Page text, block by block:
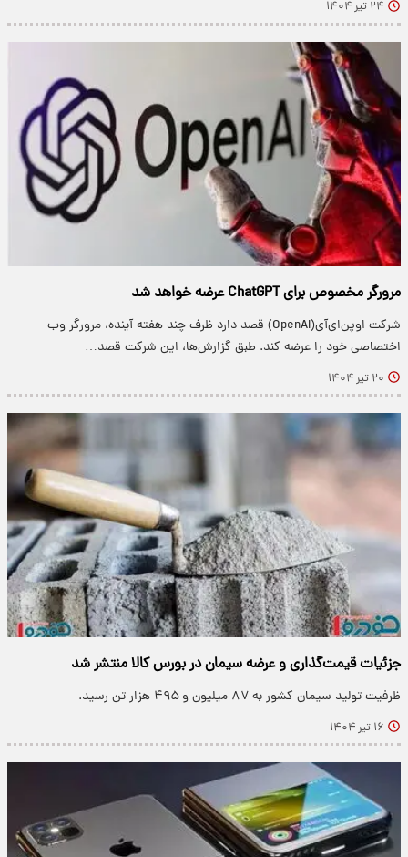
۲۴ تیر ۱۴۰۴
مرورگر مخصوص برای ChatGPT عرضه خواهد شد
شرکت اوپن‌ای‌آی(OpenAI) قصد دارد ظرف چند هفته آینده، مرورگر وب
اختصاصی خود را عرضه کند. طبق گزارش‌ها، این شرکت قصد…
۲۰ تیر ۱۴۰۴
جزئیات قیمت‌گذاری و عرضه سیمان در بورس کالا منتشر شد
ظرفیت تولید سیمان کشور به ۸۷ میلیون و ۴۹۵ هزار تن رسید.
۱۶ تیر ۱۴۰۴